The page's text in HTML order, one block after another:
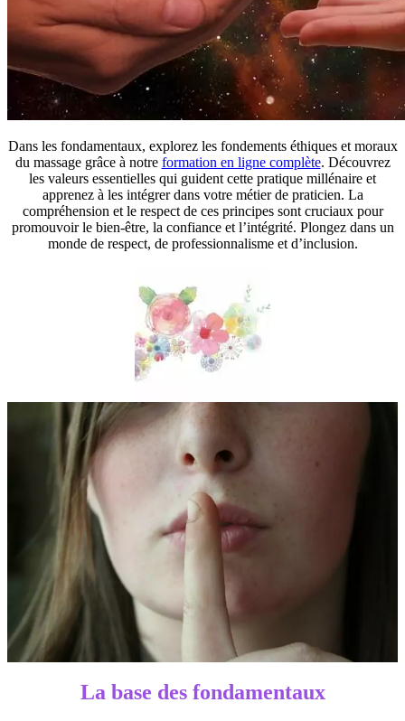
Dans les fondamentaux, explorez les fondements éthiques et moraux
du massage grâce à notre formation en ligne complète. Découvrez
les valeurs essentielles qui guident cette pratique millénaire et
apprenez à les intégrer dans votre métier de praticien. La
compréhension et le respect de ces principes sont cruciaux pour
promouvoir le bien-être, la confiance et l’intégrité. Plongez dans un
monde de respect, de professionnalisme et d’inclusion.
La base des fondamentaux